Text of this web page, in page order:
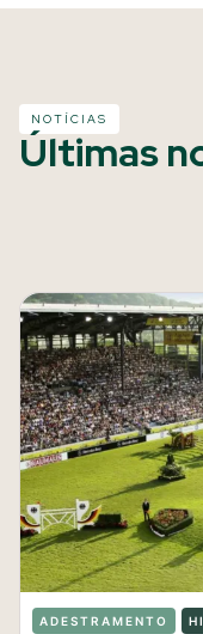
NOTÍCIAS
Últimas
ADESTRAMENTO